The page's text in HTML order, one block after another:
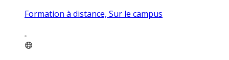
Formation à distance, Sur le campus